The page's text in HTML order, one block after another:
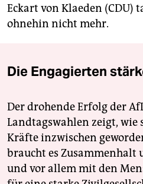
Eckart von Klaeden (CDU)
ohnehin nicht mehr.
Die Engagierten
Der drohende Erfolg der
Landtagswahlen zeigt, wie
Kräfte inzwischen
braucht es Zusammenhalt
und vor allem mit den